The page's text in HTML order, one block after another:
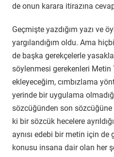
de onun karara itirazına
Geçmişte yazdığım yazı ve
yargılandığım oldu. Ama
de başka gerekçelerle
söylenmesi gerekenleri
ekleyeceğim, cımbızlama
yerinde bir uygulama
sözcüğünden son sözcüğüne
ki bir sözcük hecelere
aynısı edebi bir metin için de
konusu insana dair olan her